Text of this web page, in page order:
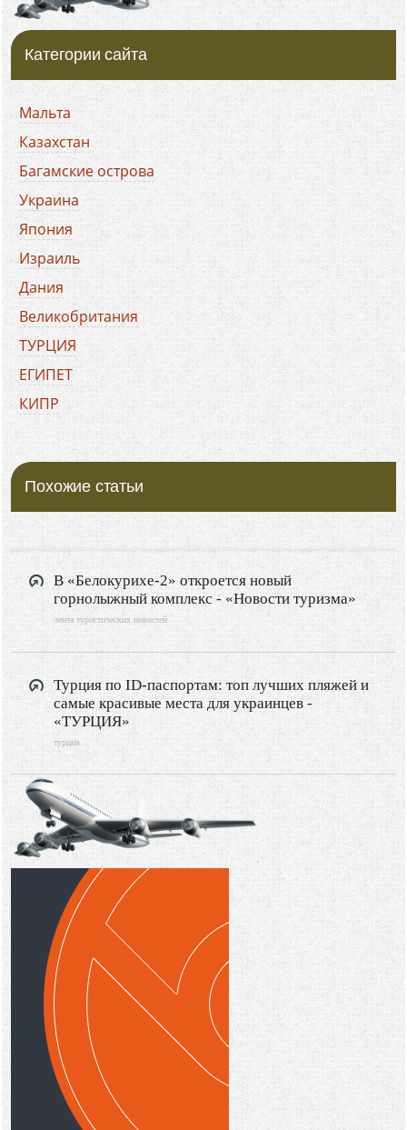
Категории сайта
Мальта
Казахстан
Багамские острова
Украина
Япония
Израиль
Дания
Великобритания
ТУРЦИЯ
ЕГИПЕТ
КИПР
ХОРВАТИЯ
БОЛГАРИЯ
ГРЕЦИЯ
ЧЕРНОГОРИЯ
ИТАЛИЯ
ФРАНЦИЯ
ИСПАНИЯ
ПОЛЬША
РОССИЯ
Туризм
Путешествия
Видео новости
Похожие статьи
В «Белокурихе-2» откроется новый
горнолыжный комплекс - «Новости туризма»
лента туристических новостей
Турция по ID-паспортам: топ лучших пляжей и
самые красивые места для украинцев -
«ТУРЦИЯ»
турция